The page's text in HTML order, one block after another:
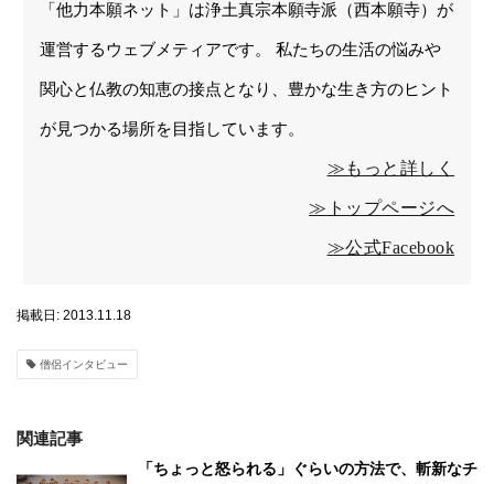
「他力本願ネット」は浄土真宗本願寺派（西本願寺）が
運営するウェブメティアです。 私たちの生活の悩みや
関心と仏教の知恵の接点となり、豊かな生き方のヒント
が見つかる場所を目指しています。
≫もっと詳しく
≫トップページへ
≫公式Facebook
掲載日: 2013.11.18
僧侶インタビュー
関連記事
「ちょっと怒られる」ぐらいの方法で、斬新なチ